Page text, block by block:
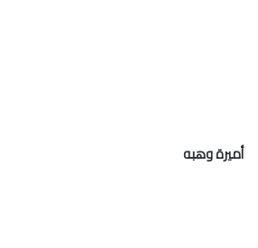
أميرة وهبه